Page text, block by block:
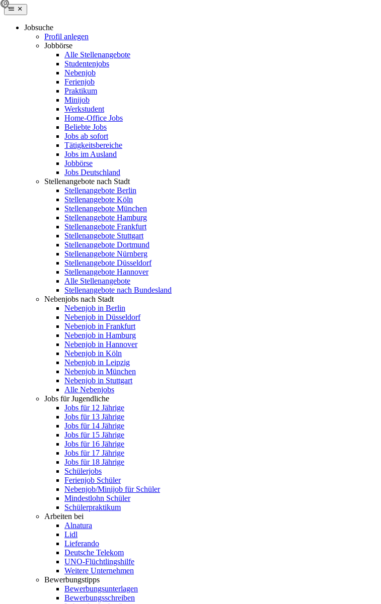
Jobsuche
Profil anlegen
Jobbörse
Alle Stellenangebote
Studentenjobs
Nebenjob
Ferienjob
Praktikum
Minijob
Werkstudent
Home-Office Jobs
Beliebte Jobs
Jobs ab sofort
Tätigkeitsbereiche
Jobs im Ausland
Jobbörse
Jobs Deutschland
Stellenangebote nach Stadt
Stellenangebote Berlin
Stellenangebote Köln
Stellenangebote München
Stellenangebote Hamburg
Stellenangebote Frankfurt
Stellenangebote Stuttgart
Stellenangebote Dortmund
Stellenangebote Nürnberg
Stellenangebote Düsseldorf
Stellenangebote Hannover
Alle Stellenangebote
Stellenangebote nach Bundesland
Nebenjobs nach Stadt
Nebenjob in Berlin
Nebenjob in Düsseldorf
Nebenjob in Frankfurt
Nebenjob in Hamburg
Nebenjob in Hannover
Nebenjob in Köln
Nebenjob in Leipzig
Nebenjob in München
Nebenjob in Stuttgart
Alle Nebenjobs
Jobs für Jugendliche
Jobs für 12 Jährige
Jobs für 13 Jährige
Jobs für 14 Jährige
Jobs für 15 Jährige
Jobs für 16 Jährige
Jobs für 17 Jährige
Jobs für 18 Jährige
Schülerjobs
Ferienjob Schüler
Nebenjob/Minijob für Schüler
Mindestlohn Schüler
Schülerpraktikum
Arbeiten bei
Alnatura
Lidl
Lieferando
Deutsche Telekom
UNO-Flüchtlingshilfe
Weitere Unternehmen
Bewerbungstipps
Bewerbungsunterlagen
Bewerbungsschreiben